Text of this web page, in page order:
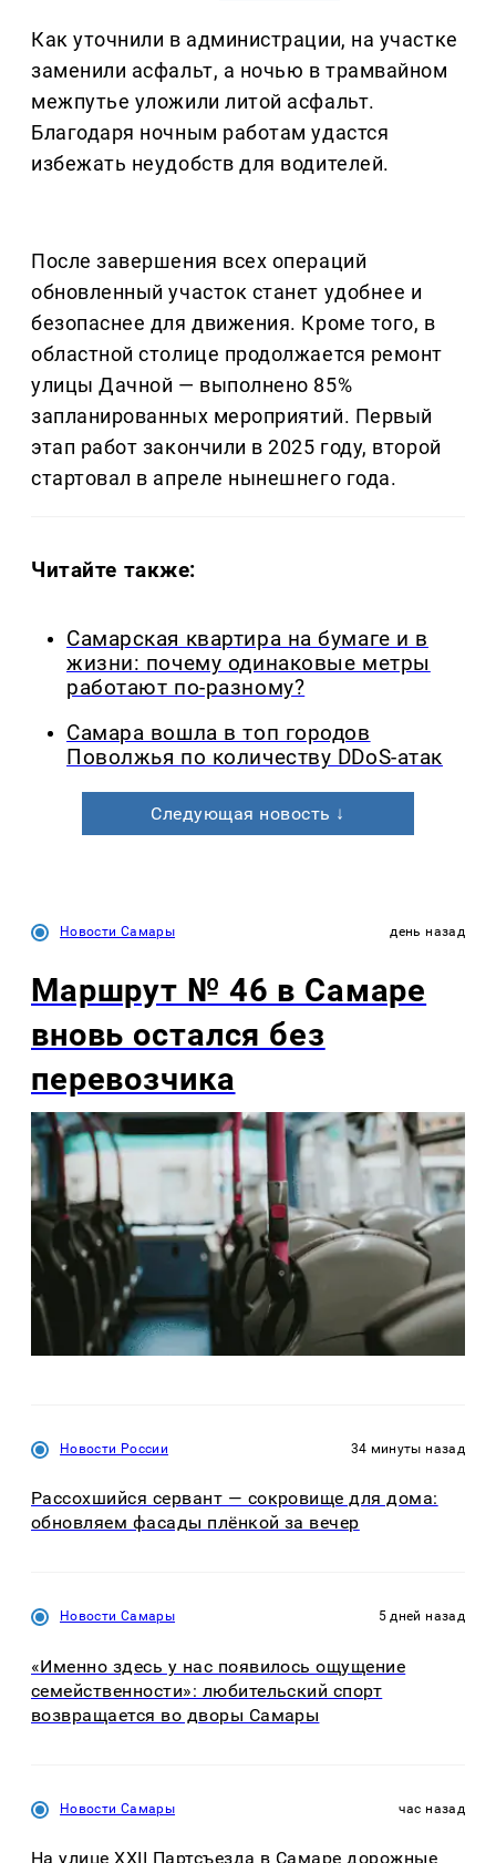
Как уточнили в администрации, на участке
заменили асфальт, а ночью в трамвайном
межпутье уложили литой асфальт.
Благодаря ночным работам удастся
избежать неудобств для водителей.
После завершения всех операций
обновленный участок станет удобнее и
безопаснее для движения. Кроме того, в
областной столице продолжается ремонт
улицы Дачной — выполнено 85%
запланированных мероприятий. Первый
этап работ закончили в 2025 году, второй
стартовал в апреле нынешнего года.
Читайте также:
Самарская квартира на бумаге и в
жизни: почему одинаковые метры
работают по-разному?
Самара вошла в топ городов
Поволжья по количеству DDoS-атак
Следующая новость ↓
Новости Самары день назад
Маршрут № 46 в Самаре
вновь остался без
перевозчика
Новости России 34 минуты назад
Рассохшийся сервант — сокровище для дома:
обновляем фасады плёнкой за вечер
Новости Самары 5 дней назад
«Именно здесь у нас появилось ощущение
семейственности»: любительский спорт
возвращается во дворы Самары
Новости Самары час назад
На улице XXII Партсъезда в Самаре дорожные